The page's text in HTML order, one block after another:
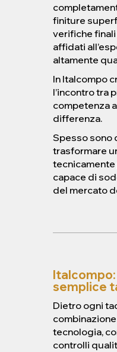
finiture
verifiche
affidati
altamente
In Italcompo
l’incontro tra
competenza
differenza.
Spesso sono
trasformare
capace di
del mercato
semplice
Dietro ogni
tecnologia,
controlli